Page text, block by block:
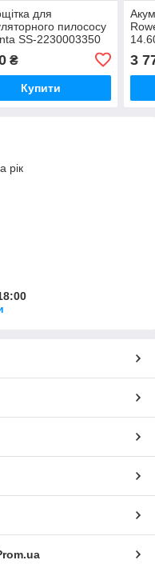
для
пилососу
SS-2230003350
₴
Купити
3
рік